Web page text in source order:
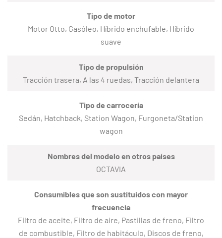
Tipo de motor
Motor Otto, Gasóleo, Híbrido enchufable, Híbrido
suave
Tipo de propulsión
Tracción trasera, A las 4 ruedas, Tracción delantera
Tipo de carrocería
Sedán, Hatchback, Station Wagon, Furgoneta/Station
wagon
Nombres del modelo en otros países
OCTAVIA
Consumibles que son sustituidos con mayor
frecuencia
Filtro de aceite, Filtro de aire, Pastillas de freno, Filtro
de combustible, Filtro de habitáculo, Discos de freno,